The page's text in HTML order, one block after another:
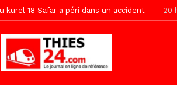
kurel 18 Safar a péri dans un accident 20
dévoile ses priorités
annoncées pour une réussite
malades lundi 10 Août 2 jours ago